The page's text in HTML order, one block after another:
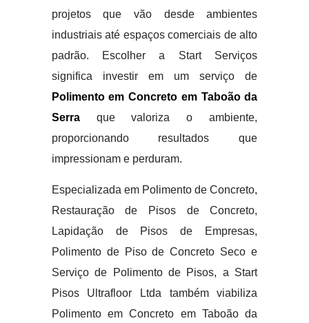
projetos que vão desde ambientes
industriais até espaços comerciais de alto
padrão. Escolher a Start Serviços
significa investir em um serviço de
Polimento em Concreto em Taboão da
Serraque valoriza o ambiente,
proporcionando resultados que
impressionam e perduram.
Especializada em Polimento de Concreto,
Restauração de Pisos de Concreto,
Lapidação de Pisos de Empresas,
Polimento de Piso de Concreto Seco e
Serviço de Polimento de Pisos, a Start
Pisos Ultrafloor Ltda também viabiliza
Polimento em Concreto em Taboão da